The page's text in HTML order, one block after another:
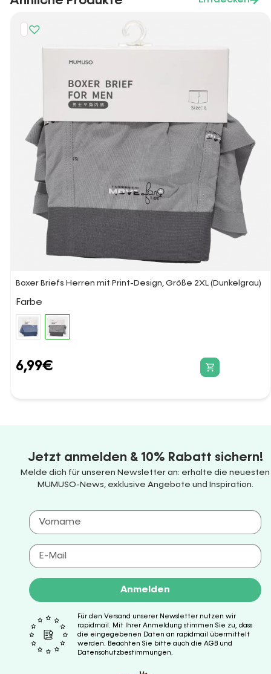
Boxer Briefs Herren mit Print-Design, Größe 2XL (Dunkelgrau)
Farbe
6,99€
Jetzt anmelden & 10% Rabatt sichern!
Melde dich für unseren Newsletter an: erhalte die neuesten
MUMUSO-News, exklusive Angebote und Inspiration.
Anmelden
Für den Versand unserer Newsletter nutzen wir
rapidmail. Mit Ihrer Anmeldung stimmen Sie zu, dass
die eingegebenen Daten an rapidmail übermittelt
werden. Beachten Sie bitte auch die AGB und
Datenschutzbestimmungen.